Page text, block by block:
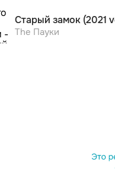
Старый замок (2021
The Пауки